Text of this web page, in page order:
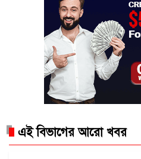
এই বিভাগের আরো খবর